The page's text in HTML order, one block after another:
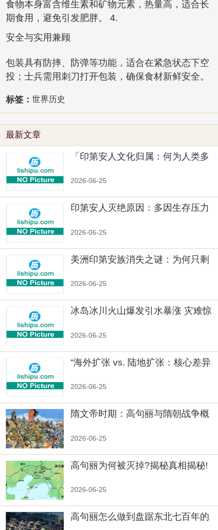
食物本身富含维生素和矿物元素，热量高，适合长
期食用，避免引发肥胖。 4.
安全与实用兼顾
包装具有防摔、防弹等功能，适合在紧急状态下空
投；士兵需用刺刀打开包装，确保食材新鲜安全。
标签： 世界历史
最新文章
「印第安人文化归属：何为人类多
2026-06-25
印第安人灭绝原因：多因生存压力
2026-06-25
美洲印第安族消失之谜：为何只剩
2026-06-25
冰岛冰川火山爆发引水暴涨 灾难惊
2026-06-25
“海外扩张 vs. 陆地扩张：核心差异
2026-06-25
隋文帝时期：高句丽与隋朝战争概
2026-06-25
高句丽为何被灭掉?揭秘真相揭秘!
2026-06-25
高句丽怎么做到盘踞东北七百年的